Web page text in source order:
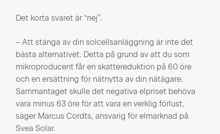
Det korta svaret är “nej”.
– Att stänga av din solcellsanläggning är inte det
bästa alternativet. Detta på grund av att du som
mikroproducent får en skattereduktion på 60 öre
och en ersättning för nätnytta av din nätägare.
Sammantaget skulle det negativa elpriset behöva
vara minus 63 öre för att vara en verklig förlust,
säger Marcus Cordts, ansvarig för elmarknad på
Svea Solar.